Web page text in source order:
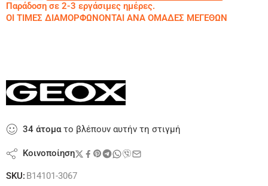
Παράδοση σε 2-3 εργάσιμες ημέρες.
ΟΙ ΤΙΜΕΣ ΔΙΑΜΟΡΦΩΝΟΝΤΑΙ ΑΝΑ ΟΜΑΔΕΣ ΜΕΓΕΘΩΝ
34 άτοματο βλέπουν αυτήν τη στιγμή
Κοινοποίηση
SKU: B14101-3067